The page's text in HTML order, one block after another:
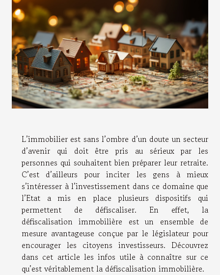
L’immobilier est sans l’ombre d’un doute un secteur
d’avenir qui doit être pris au sérieux par les
personnes qui souhaitent bien préparer leur retraite.
C’est d’ailleurs pour inciter les gens à mieux
s’intéresser à l’investissement dans ce domaine que
l’Etat a mis en place plusieurs dispositifs qui
permettent de défiscaliser. En effet, la
défiscalisation immobilière est un ensemble de
mesure avantageuse conçue par le législateur pour
encourager les citoyens investisseurs. Découvrez
dans cet article les infos utile à connaître sur ce
qu’est véritablement la défiscalisation immobilière.